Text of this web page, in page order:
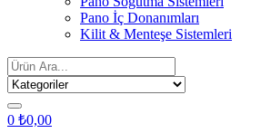
Pano İç Donanımları
Kilit & Menteşe Sistemleri
Search
for:
0 ₺0,00